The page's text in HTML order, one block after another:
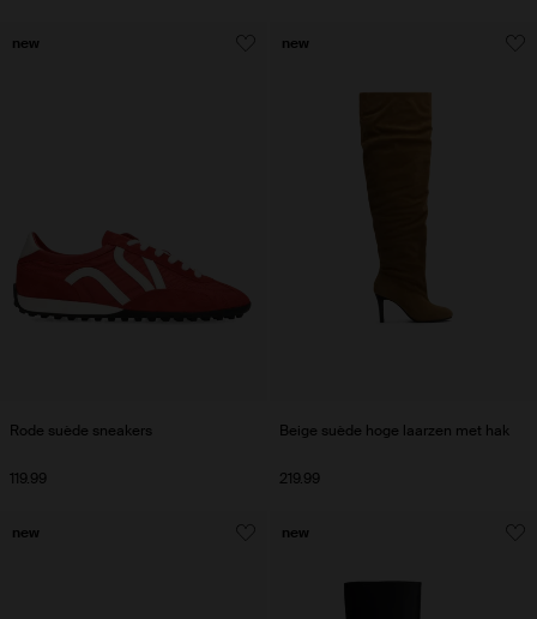
Rode suède sneakers
119.99
new
Beige suède hoge laarzen met hak
219.99
new
new new